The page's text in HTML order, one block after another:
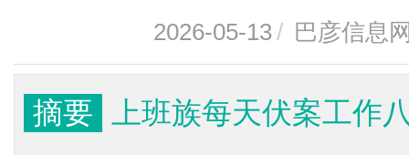
2026-05-13/ 巴彦信息
摘要
上班族每天伏案工作